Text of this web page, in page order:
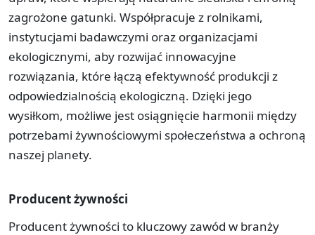
zagrożone gatunki. Współpracuje z rolnikami,
instytucjami badawczymi oraz organizacjami
ekologicznymi, aby rozwijać innowacyjne
rozwiązania, które łączą efektywność produkcji z
odpowiedzialnością ekologiczną. Dzięki jego
wysiłkom, możliwe jest osiągnięcie harmonii między
potrzebami żywnościowymi społeczeństwa a ochroną
naszej planety.
Producent żywności
Producent żywności to kluczowy zawód w branży